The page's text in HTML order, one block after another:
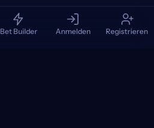
Bet Builder Anmelden Registrieren